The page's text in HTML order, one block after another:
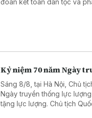
Kỷ niệm 70 năm Ngày
Sáng 8/8, tại Hà Nội, Chủ
Ngày truyền thống lực
tặng lực lượng. Chủ tịch